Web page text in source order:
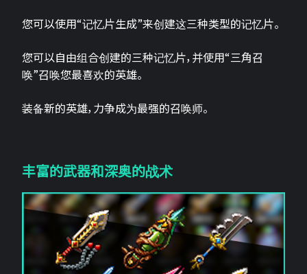
您可以使用“记忆片生成”来创建这三种类型的记忆片。
您可以自由组合创建的三种记忆片，并使用“三角召
唤”召唤您最喜欢的英雄。
装备新的英雄，力争成为最强的召唤师。
丰富的武器和深奥的战术